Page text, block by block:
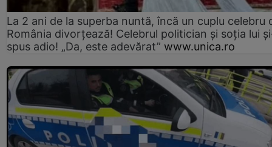
La 2 ani de la superba nuntă, încă un cuplu celebru
România divorțează! Celebrul politician și soția lui
spus adio! „Da, este adevărat” www.unica.ro